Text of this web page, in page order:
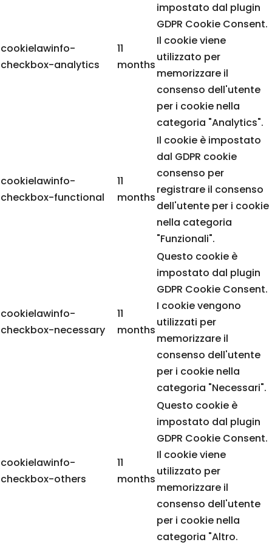
cookielawinfo-
checkbox-analytics
11
months
impostato dal plugin
GDPR Cookie Consent.
Il cookie viene
utilizzato per
memorizzare il
consenso dell'utente
per i cookie nella
categoria "Analytics".
cookielawinfo-
checkbox-functional
11
months
Il cookie è impostato
dal GDPR cookie
consenso per
registrare il consenso
dell'utente per i cookie
nella categoria
"Funzionali".
cookielawinfo-
checkbox-necessary
11
months
Questo cookie è
impostato dal plugin
GDPR Cookie Consent.
I cookie vengono
utilizzati per
memorizzare il
consenso dell'utente
per i cookie nella
categoria "Necessari".
cookielawinfo-
checkbox-others
11
months
Questo cookie è
impostato dal plugin
GDPR Cookie Consent.
Il cookie viene
utilizzato per
memorizzare il
consenso dell'utente
per i cookie nella
categoria "Altro.